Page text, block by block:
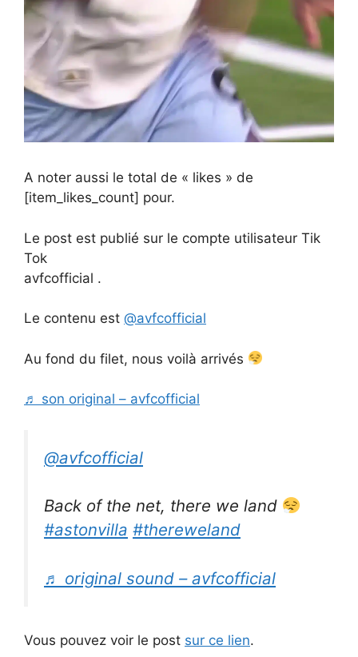
A noter aussi le total de « likes » de
[item_likes_count] pour.
Le post est publié sur le compte utilisateur Tik
Tok
avfcofficial .
Le contenu est @avfcofficial
Au fond du filet, nous voilà arrivés
♬ son original – avfcofficial
@avfcofficial
Back of the net, there we land
#astonvilla #thereweland
♬ original sound – avfcofficial
Vous pouvez voir le post sur ce lien.